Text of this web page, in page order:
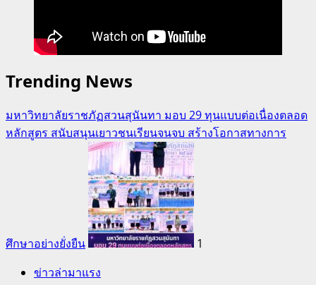
Trending News
มหาวิทยาลัยราชภัฏสวนสุนันทา มอบ 29 ทุนแบบต่อเนื่องตลอด
หลักสูตร สนับสนุนเยาวชนเรียนจนจบ สร้างโอกาสทางการ
ศึกษาอย่างยั่งยืน
1
ข่าวล่ามาแรง